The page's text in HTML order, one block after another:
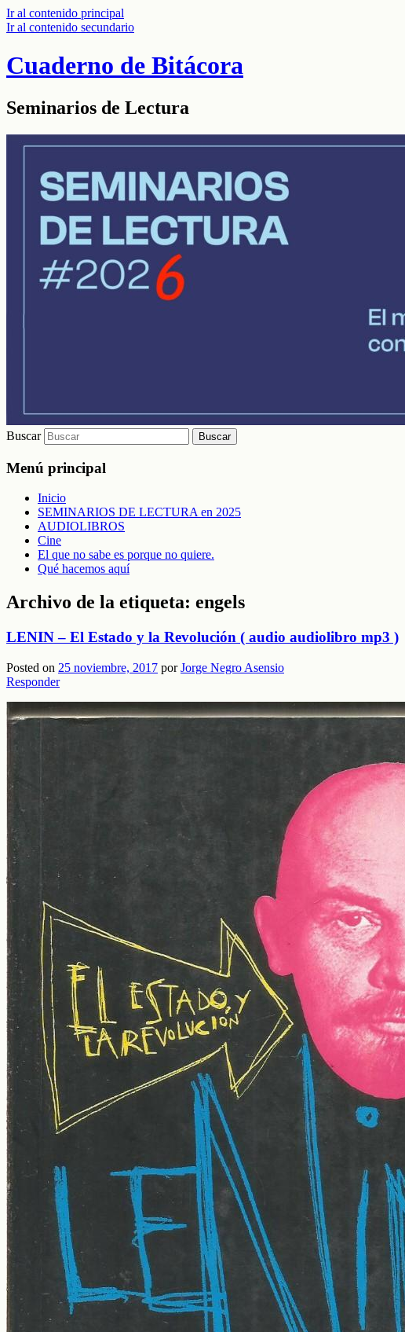
Ir al contenido principal
Ir al contenido secundario
Cuaderno de Bitácora
Seminarios de Lectura
Buscar
Menú principal
Inicio
SEMINARIOS DE LECTURA en 2025
AUDIOLIBROS
Cine
El que no sabe es porque no quiere.
Qué hacemos aquí
Archivo de la etiqueta: engels
LENIN – El Estado y la Revolución ( audio audiolibro mp3 )
Posted on 25 noviembre, 2017 porJorge Negro Asensio
Responder